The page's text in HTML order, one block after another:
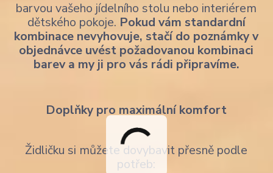
barvou vašeho jídelního stolu nebo interiérem
dětského pokoje. Pokud vám standardní
kombinace nevyhovuje, stačí do poznámky v
objednávce uvést požadovanou kombinaci
barev a my ji pro vás rádi připravíme.
Doplňky pro maximální komfort
Židličku si můžete dovybavit přesně podle
potřeb: